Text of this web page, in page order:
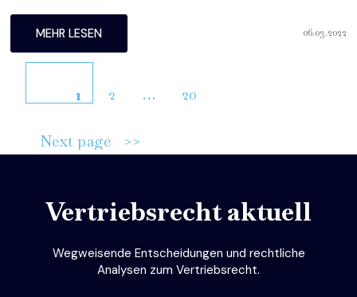
MEHR LESEN 06.03.2022
Beitragsnavigation
Page1 Page
2 … Page
20
Next page
Vertriebsrecht aktuell
Wegweisende Entscheidungen und rechtliche
Analysen zum Vertriebsrecht.